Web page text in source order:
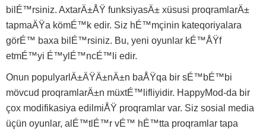
bilÉ™rsiniz. AxtarÄ±ÅŸ funksiyasÄ± xüsusi proqramlarÄ±
tapmaÄŸa kömÉ™k edir. Siz hÉ™mçinin kateqoriyalara
görÉ™ baxa bilÉ™rsiniz. Bu, yeni oyunlar kÉ™ÅŸf
etmÉ™yi É™ylÉ™ncÉ™li edir.
Onun populyarlÄ±ÄŸÄ±nÄ±n baÅŸqa bir sÉ™bÉ™bi
mövcud proqramlarÄ±n müxtÉ™lifliyidir. HappyMod-da bir
çox modifikasiya edilmiÅŸ proqramlar var. Siz sosial media
üçün oyunlar, alÉ™tlÉ™r vÉ™ hÉ™tta proqramlar tapa